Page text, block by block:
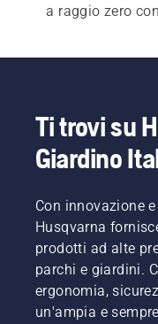
a raggio zero
nostri tagliaerba
Ti trovi su
Giardino
Con innovazione
Husqvarna
prodotti ad alte
parchi e giardini.
ergonomia,
un'ampia e